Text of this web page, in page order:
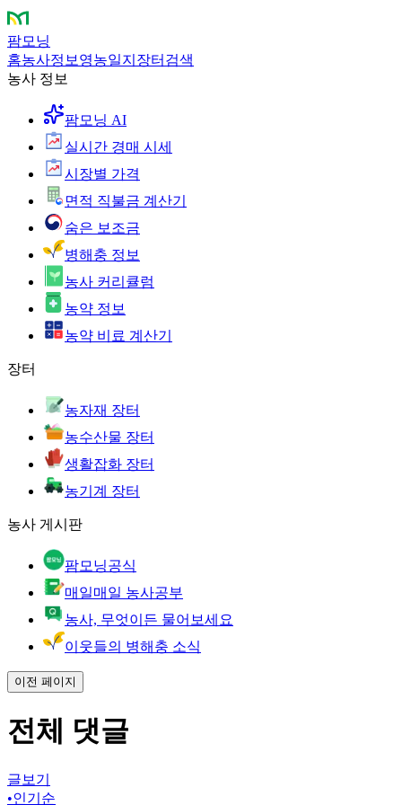
팜모닝
홈농사정보 영농일지 장터 검색
농사 정보
팜모닝 AI
실시간 경매 시세
시장별 가격
면적 직불금 계산기
숨은 보조금
병해충 정보
농사 커리큘럼
농약 정보
농약 비료 계산기
장터
농자재 장터
농수산물 장터
생활잡화 장터
농기계 장터
농사 게시판
팜모닝공식
매일매일 농사공부
농사, 무엇이든 물어보세요
이웃들의 병해충 소식
이전 페이지
전체 댓글
글보기
•인기순